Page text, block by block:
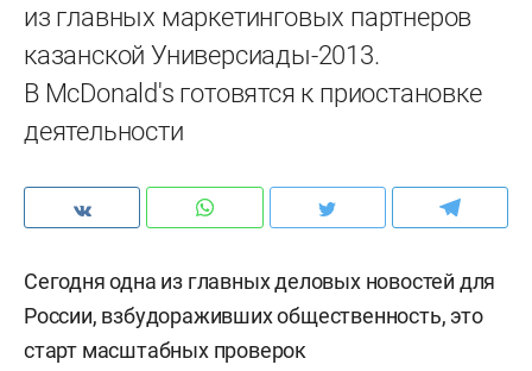
из главных маркетинговых партнеров
казанской Универсиады-2013.
В МcDonald's готовятся к приостановке
деятельности
Сегодня одна из главных деловых новостей для
России, взбудораживших общественность, это
старт масштабных проверок